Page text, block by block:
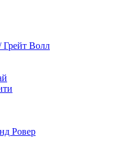
Волл
Ровер